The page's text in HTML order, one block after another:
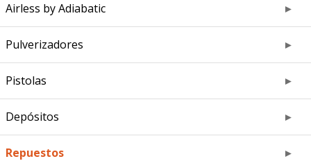
Airless by Adiabatic
Pulverizadores
Pistolas
Depósitos
Repuestos